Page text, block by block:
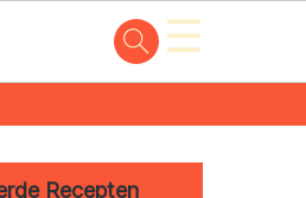
☰
Recepten